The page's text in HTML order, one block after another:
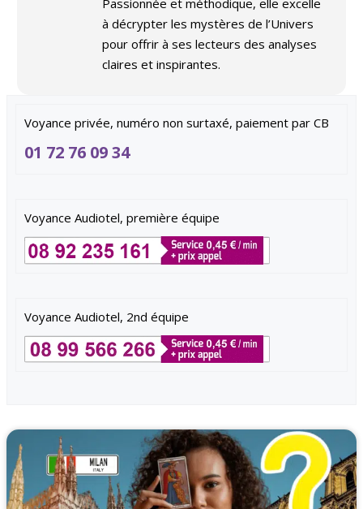
Voyance privée, numéro non surtaxé, paiement par CB
01 72 76 09 34
Voyance Audiotel, première équipe
Voyance Audiotel, 2nd équipe
Passionnée et méthodique, elle excelle
à décrypter les mystères de l’Univers
pour offrir à ses lecteurs des analyses
claires et inspirantes.